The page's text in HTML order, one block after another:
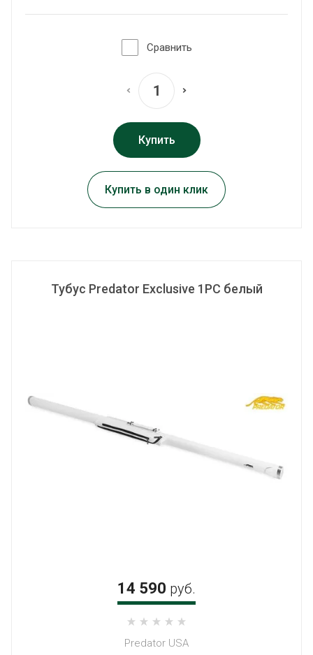
Сравнить
Купить
Купить в один клик
Тубус Predator Exclusive 1PC белый
14 590 руб.
Predator USA